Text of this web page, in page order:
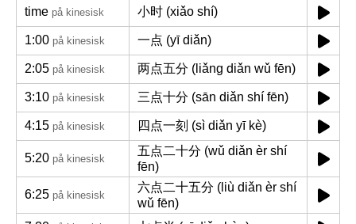
time på kinesisk 小时 (xiǎo shí)
1:00 på kinesisk 一点 (yī diǎn)
2:05 på kinesisk 两点五分 (liǎng diǎn wǔ fēn)
3:10 på kinesisk 三点十分 (sān diǎn shí fēn)
4:15 på kinesisk 四点一刻 (sì diǎn yī kè)
5:20 på kinesisk
五点二十分 (wǔ diǎn èr shí
fēn)
6:25 på kinesisk
六点二十五分 (liù diǎn èr shí
wǔ fēn)